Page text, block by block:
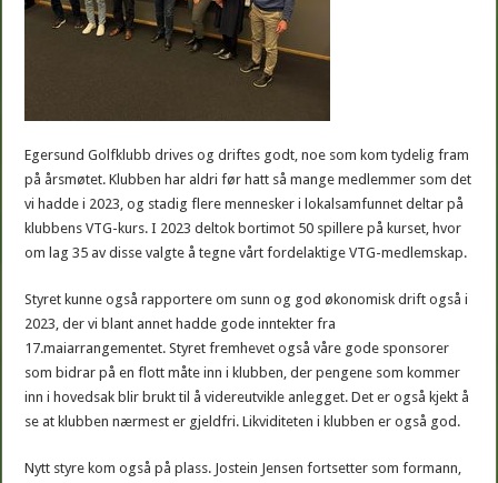
Egersund Golfklubb drives og driftes godt, noe som kom tydelig fram
på årsmøtet. Klubben har aldri før hatt så mange medlemmer som det
vi hadde i 2023, og stadig flere mennesker i lokalsamfunnet deltar på
klubbens VTG-kurs. I 2023 deltok bortimot 50 spillere på kurset, hvor
om lag 35 av disse valgte å tegne vårt fordelaktige VTG-medlemskap.
Styret kunne også rapportere om sunn og god økonomisk drift også i
2023, der vi blant annet hadde gode inntekter fra
17.maiarrangementet. Styret fremhevet også våre gode sponsorer
som bidrar på en flott måte inn i klubben, der pengene som kommer
inn i hovedsak blir brukt til å videreutvikle anlegget. Det er også kjekt å
se at klubben nærmest er gjeldfri. Likviditeten i klubben er også god.
Nytt styre kom også på plass. Jostein Jensen fortsetter som formann,